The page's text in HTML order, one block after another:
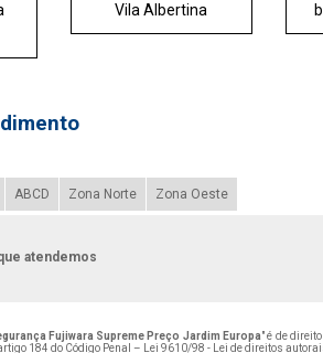
Vila Albertina
ABCD Zona Norte Zona Oeste
atendemos
Fujiwara Supreme Preço Jardim Europa" é de
184 do Código Penal –
Lei 9610/98 - Lei de direitos